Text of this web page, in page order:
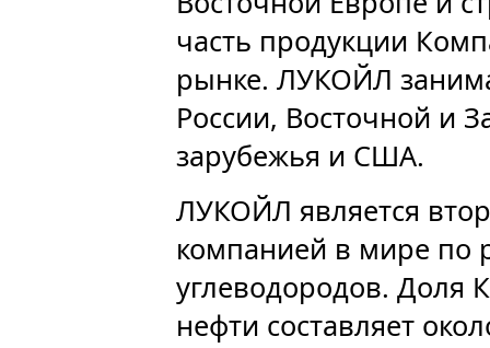
часть продукции
рынке. ЛУКОЙЛ
России, Восточной и
зарубежья и США.
ЛУКОЙЛ является
компанией в мире по
углеводородов. Доля
нефти составляет